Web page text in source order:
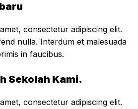
consectetur adipiscing elit.
nulla. Interdum et malesuada
in faucibus.
Sekolah Kami.
consectetur adipiscing elit.